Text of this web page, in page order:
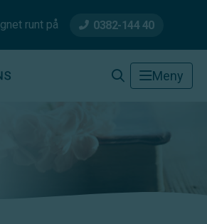
runt på 0382-144 40
Josefssons Begravningsbyrå Meny